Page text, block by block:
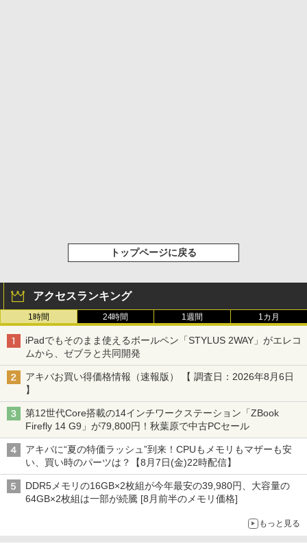
トップページに戻る
アクセスランキング
1時間 24時間 1週間 1カ月
iPadでもそのまま使えるボールペン「STYLUS 2WAY」がエレコ
ムから、ゼブラと共同開発
アキバお買い得価格情報（速報版） 【 調査日：2026年8月6日
】
第12世代Core搭載の14インチワークステーション「ZBook
Firefly 14 G9」が79,800円！秋葉原で中古PCセール
アキバに“夏の特価ラッシュ”到来！CPUもメモリもマザーも安
い、買い時のパーツは？【8月7日(金)22時配信】
DDR5メモリの16GB×2枚組が今年最安の39,980円、大容量の
64GB×2枚組は一部が続騰 [8月前半のメモリ価格]
もっと見る